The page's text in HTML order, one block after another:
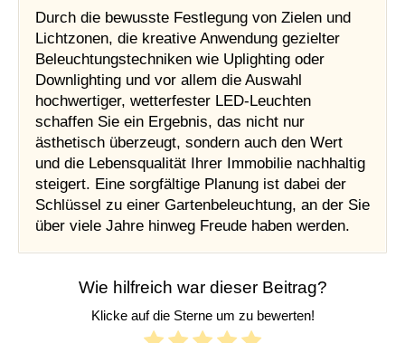
Durch die bewusste Festlegung von Zielen und
Lichtzonen, die kreative Anwendung gezielter
Beleuchtungstechniken wie Uplighting oder
Downlighting und vor allem die Auswahl
hochwertiger, wetterfester LED-Leuchten
schaffen Sie ein Ergebnis, das nicht nur
ästhetisch überzeugt, sondern auch den Wert
und die Lebensqualität Ihrer Immobilie nachhaltig
steigert. Eine sorgfältige Planung ist dabei der
Schlüssel zu einer Gartenbeleuchtung, an der Sie
über viele Jahre hinweg Freude haben werden.
Wie hilfreich war dieser Beitrag?
Klicke auf die Sterne um zu bewerten!